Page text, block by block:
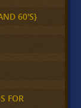
60'S}
FOR